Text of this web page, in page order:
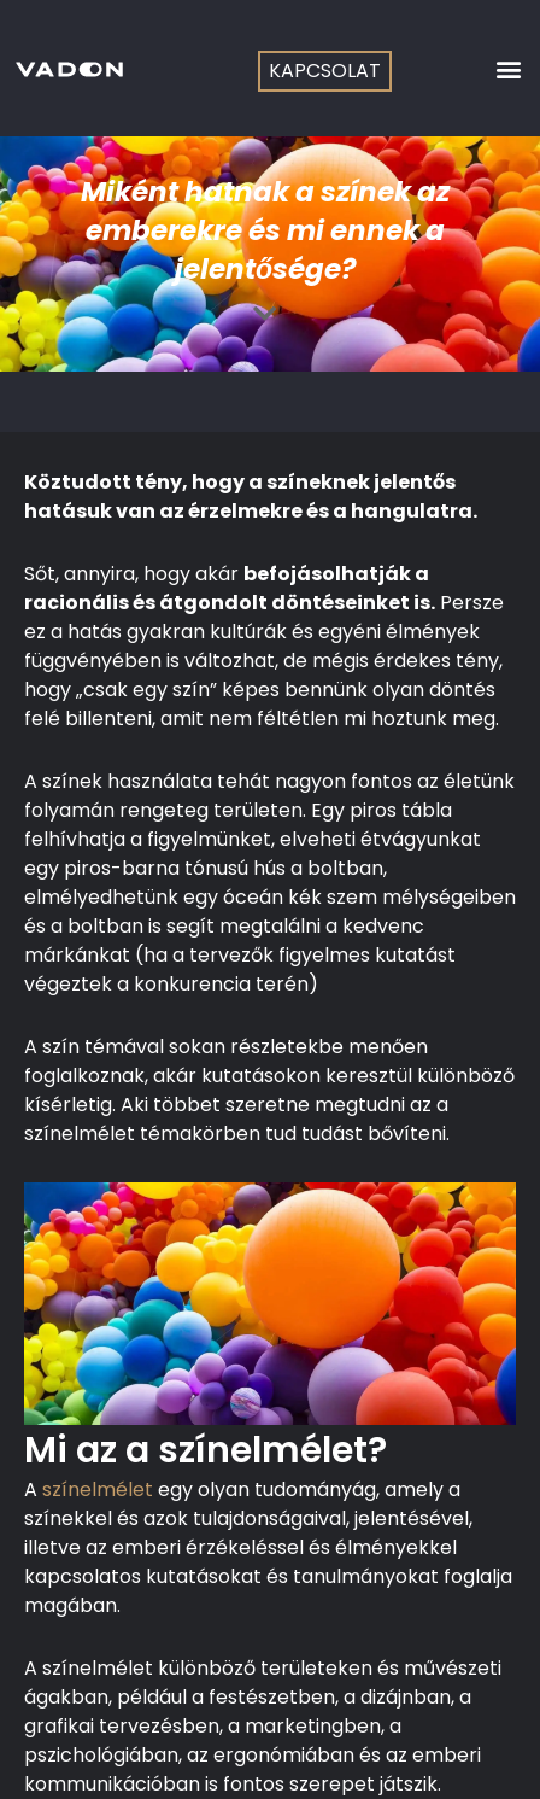
content
KAPCSOLAT
Miként hatnak a színek az
emberekre és mi ennek a
jelentősége?
Köztudott tény, hogy a színeknek jelentős
hatásuk van az érzelmekre és a hangulatra.
Sőt, annyira, hogy akár befojásolhatják a
racionális és átgondolt döntéseinket is. Persze
ez a hatás gyakran kultúrák és egyéni élmények
függvényében is változhat, de mégis érdekes tény,
hogy „csak egy szín” képes bennünk olyan döntés
felé billenteni, amit nem féltétlen mi hoztunk meg.
A színek használata tehát nagyon fontos az életünk
folyamán rengeteg területen. Egy piros tábla
felhívhatja a figyelmünket, elveheti étvágyunkat
egy piros-barna tónusú hús a boltban,
elmélyedhetünk egy óceán kék szem mélységeiben
és a boltban is segít megtalálni a kedvenc
márkánkat (ha a tervezők figyelmes kutatást
végeztek a konkurencia terén)
A szín témával sokan részletekbe menően
foglalkoznak, akár kutatásokon keresztül különböző
kísérletig. Aki többet szeretne megtudni az a
színelmélet témakörben tud tudást bővíteni.
Mi az a színelmélet?
A színelmélet egy olyan tudományág, amely a
színekkel és azok tulajdonságaival, jelentésével,
illetve az emberi érzékeléssel és élményekkel
kapcsolatos kutatásokat és tanulmányokat foglalja
magában.
A színelmélet különböző területeken és művészeti
ágakban, például a festészetben, a dizájnban, a
grafikai tervezésben, a marketingben, a
pszichológiában, az ergonómiában és az emberi
kommunikációban is fontos szerepet játszik.